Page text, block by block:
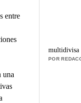
entre
una
multidivisa
POR